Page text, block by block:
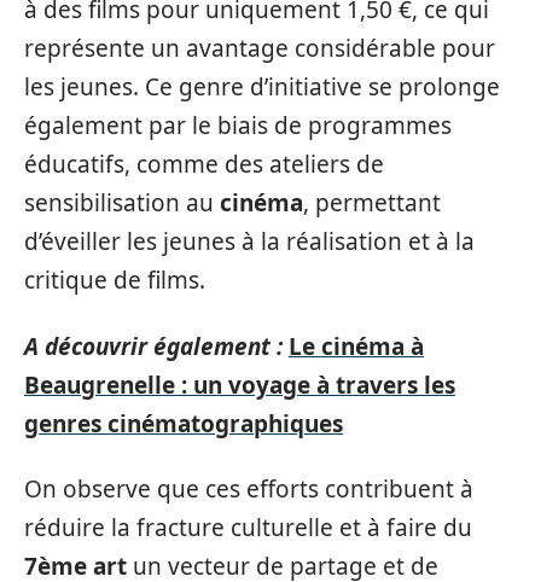
à des films pour uniquement 1,50 €, ce qui
représente un avantage considérable pour
les jeunes. Ce genre d’initiative se prolonge
également par le biais de programmes
éducatifs, comme des ateliers de
sensibilisation au cinéma, permettant
d’éveiller les jeunes à la réalisation et à la
critique de films.
A découvrir également : Le cinéma à
Beaugrenelle : un voyage à travers les
genres cinématographiques
On observe que ces efforts contribuent à
réduire la fracture culturelle et à faire du
7ème art un vecteur de partage et de